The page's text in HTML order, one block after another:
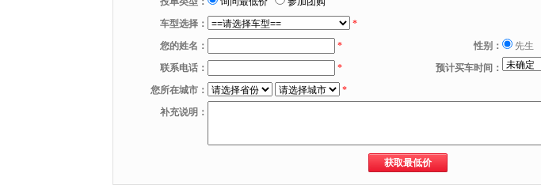
车型选择：
*
您的姓名：
* 性别： 先生
联系电话：
*
预计买车时间：
您所在城市：
*
补充说明：